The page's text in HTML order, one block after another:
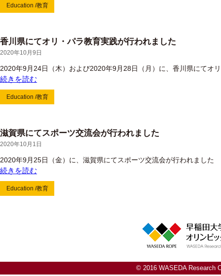
Education /教育
香川県にてオリ・パラ教育実践が行われました
2020年10月9日
2020年9月24日（木）および2020年9月28日（月）に、香川県にてオ
続きを読む
Education /教育
滋賀県にてスポーツ交流会が行われました
2020年10月1日
2020年9月25日（金）に、滋賀県にてスポーツ交流会が行われました
続きを読む
Education /教育
© 2016 WASEDA Research